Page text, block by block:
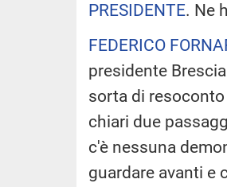
PRESIDENTE. Ne
FEDERICO
presidente
sorta di
chiari due
c'è nessuna
guardare avanti e